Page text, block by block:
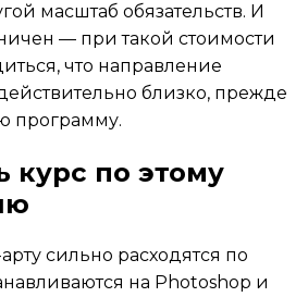
масштаб обязательств. И
— при такой стоимости
что направление
близко, прежде
программу.
курс по этому
сильно расходятся по
на Photoshop и